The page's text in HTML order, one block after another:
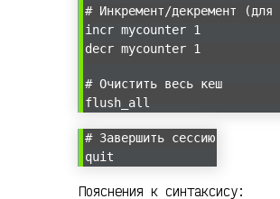
# Инкремент/декремент (для
incr mycounter 1
decr mycounter 1
# Очистить весь кеш
flush_all
# Завершить сессию
quit
Пояснения к синтаксису: